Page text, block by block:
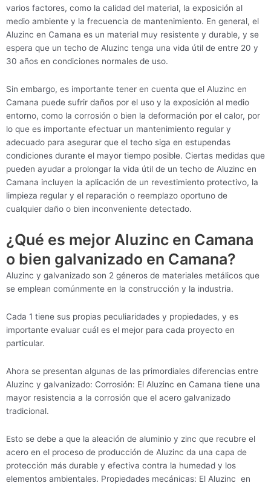
varios factores, como la calidad del material, la exposición al
medio ambiente y la frecuencia de mantenimiento. En general, el
Aluzinc en Camana es un material muy resistente y durable, y se
espera que un techo de Aluzinc tenga una vida útil de entre 20 y
30 años en condiciones normales de uso.
Sin embargo, es importante tener en cuenta que el Aluzinc en
Camana puede sufrir daños por el uso y la exposición al medio
entorno, como la corrosión o bien la deformación por el calor, por
lo que es importante efectuar un mantenimiento regular y
adecuado para asegurar que el techo siga en estupendas
condiciones durante el mayor tiempo posible. Ciertas medidas que
pueden ayudar a prolongar la vida útil de un techo de Aluzinc en
Camana incluyen la aplicación de un revestimiento protectivo, la
limpieza regular y el reparación o reemplazo oportuno de
cualquier daño o bien inconveniente detectado.
¿Qué es mejor Aluzinc en Camana
o bien galvanizado en Camana?
Aluzinc y galvanizado son 2 géneros de materiales metálicos que
se emplean comúnmente en la construcción y la industria.
Cada 1 tiene sus propias peculiaridades y propiedades, y es
importante evaluar cuál es el mejor para cada proyecto en
particular.
Ahora se presentan algunas de las primordiales diferencias entre
Aluzinc y galvanizado: Corrosión: El Aluzinc en Camana tiene una
mayor resistencia a la corrosión que el acero galvanizado
tradicional.
Esto se debe a que la aleación de aluminio y zinc que recubre el
acero en el proceso de producción de Aluzinc da una capa de
protección más durable y efectiva contra la humedad y los
elementos ambientales. Propiedades mecánicas: El Aluzinc en